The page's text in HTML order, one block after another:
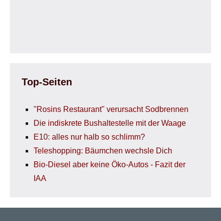
Top-Seiten
"Rosins Restaurant" verursacht Sodbrennen
Die indiskrete Bushaltestelle mit der Waage
E10: alles nur halb so schlimm?
Teleshopping: Bäumchen wechsle Dich
Bio-Diesel aber keine Öko-Autos - Fazit der
IAA